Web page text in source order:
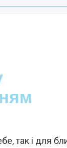
так і для